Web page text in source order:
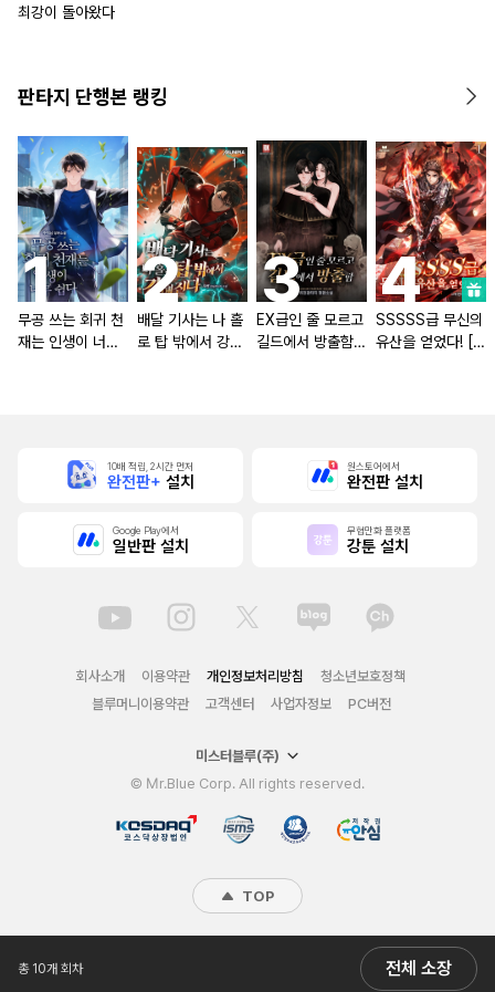
최강이 돌아왔다
판타지 단행본 랭킹
무공 쓰는 회귀 천
재는 인생이 너무
배달 기사는 나 홀
로 탑 밖에서 강해
EX급인 줄 모르고
길드에서 방출함
SSSSS급 무신의
유산을 얻었다! [단
총 10개 회차 전체 소장
10배 적립, 2시간 먼저
완전판+ 설치
원스토어에서
완전판 설치
Google Play에서
일반판 설치
무협만화 플랫폼
강툰 설치
회사소개 이용약관 개인정보처리방침
청소년보호정책
블루머니이용약관
고객센터 사업자정보 PC버전
미스터블루(주)
© Mr.Blue Corp. All rights reserved.
TOP